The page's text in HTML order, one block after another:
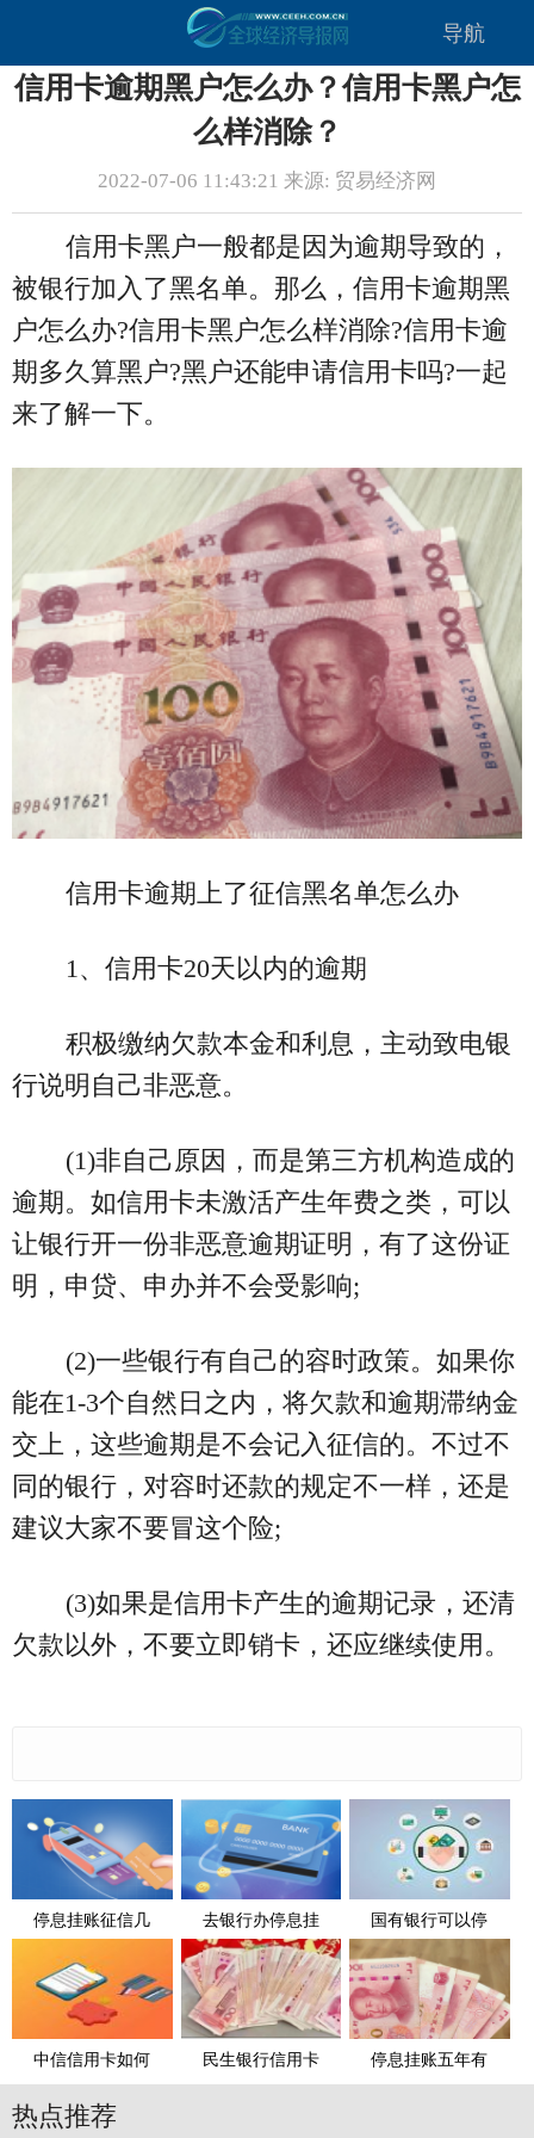
导航
信用卡逾期黑户怎么办？信用卡黑户怎
么样消除？
2022-07-06 11:43:21 来源: 贸易经济网
信用卡黑户一般都是因为逾期导致的，
被银行加入了黑名单。那么，信用卡逾期黑
户怎么办?信用卡黑户怎么样消除?信用卡逾
期多久算黑户?黑户还能申请信用卡吗?一起
来了解一下。
信用卡逾期上了征信黑名单怎么办
1、信用卡20天以内的逾期
积极缴纳欠款本金和利息，主动致电银
行说明自己非恶意。
(1)非自己原因，而是第三方机构造成的
逾期。如信用卡未激活产生年费之类，可以
让银行开一份非恶意逾期证明，有了这份证
明，申贷、申办并不会受影响;
(2)一些银行有自己的容时政策。如果你
能在1-3个自然日之内，将欠款和逾期滞纳金
交上，这些逾期是不会记入征信的。不过不
同的银行，对容时还款的规定不一样，还是
建议大家不要冒这个险;
(3)如果是信用卡产生的逾期记录，还清
欠款以外，不要立即销卡，还应继续使用。
停息挂账征信几 去银行办停息挂 国有银行可以停
中信信用卡如何 民生银行信用卡 停息挂账五年有
热点推荐